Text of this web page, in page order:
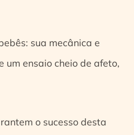
sua mecânica e
ensaio cheio de afeto,
o sucesso desta